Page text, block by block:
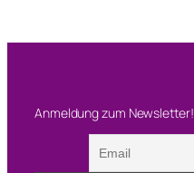
Anmeldung zum Newsletter!